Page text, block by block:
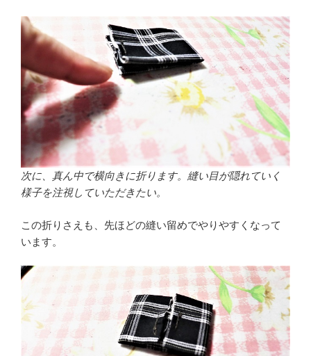
次に、真ん中で横向きに折ります。縫い目が隠れていく
様子を注視していただきたい。
この折りさえも、先ほどの縫い留めでやりやすくなって
います。